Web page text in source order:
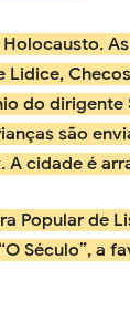
Holocausto.
Lidice,
do dirigente
são
A cidade é
Popular de
Século”, a